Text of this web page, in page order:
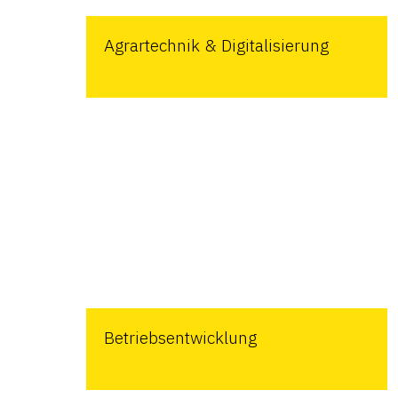
Agrartechnik & Digitalisierung
Betriebsentwicklung